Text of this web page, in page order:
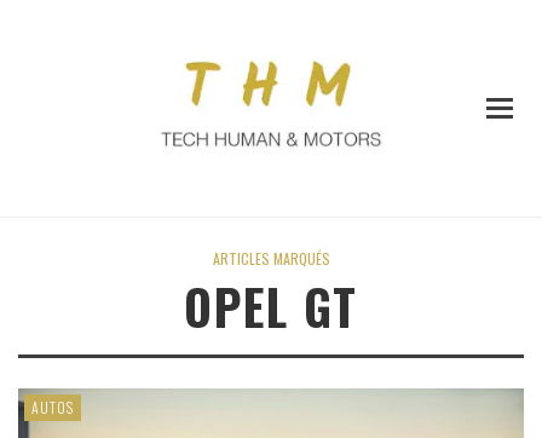
ARTICLES MARQUÉS
OPEL GT
AUTOS